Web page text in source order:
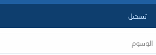
تسجيل
الوسوم